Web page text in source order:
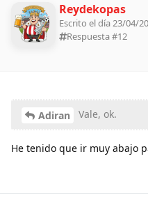
Reydekopas
Escrito el día 23/04/
Respuesta #12
Adiran Vale, ok.
He tenido que ir muy abajo